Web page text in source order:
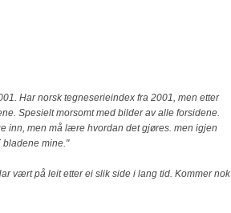
Har norsk tegneserieindex fra 2001, men etter
Spesielt morsomt med bilder av alle forsidene.
inn, men må lære hvordan det gjøres. men igjen
bladene mine."
vært på leit etter ei slik side i lang tid. Kommer nok